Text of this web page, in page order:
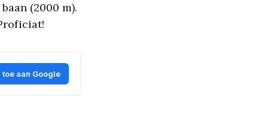
(2000 m).
toe aan Google